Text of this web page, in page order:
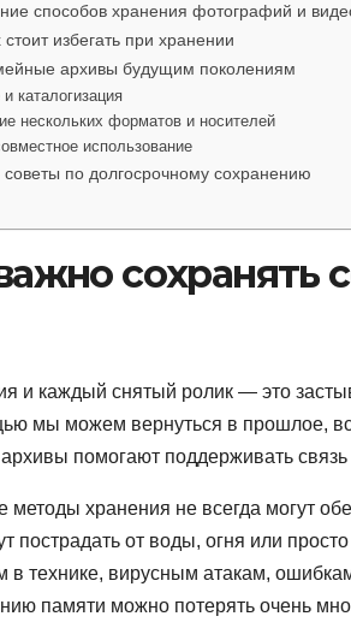
способов хранения фотографий и
избегать при хранении
архивы будущим поколениям
каталогизация
нескольких форматов и носителей
использование
по долгосрочному сохранению
сохранять
и каждый снятый ролик — это
мы можем вернуться в прошлое,
помогают поддерживать
хранения не всегда могут
пострадать от воды, огня или
технике, вирусным атакам,
памяти можно потерять очень